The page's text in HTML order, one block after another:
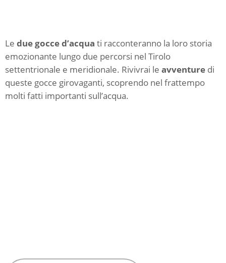
Le due gocce d’acqua ti racconteranno la loro storia
emozionante lungo due percorsi nel Tirolo
settentrionale e meridionale. Rivivrai le avventure di
queste gocce girovaganti, scoprendo nel frattempo
molti fatti importanti sull’acqua.